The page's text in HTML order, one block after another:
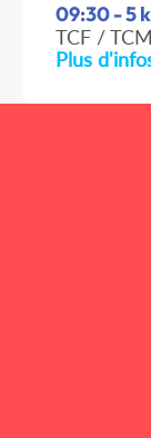
09:30 - 5
TCF /
Plus